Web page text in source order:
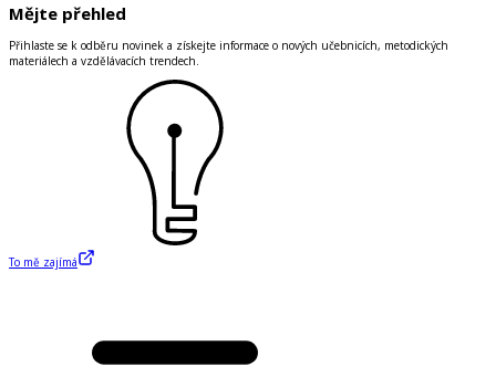
Mějte přehled
Přihlaste se k odběru novinek a získejte informace o nových učebnicích, metodických
materiálech a vzdělávacích trendech.
To mě zajímá